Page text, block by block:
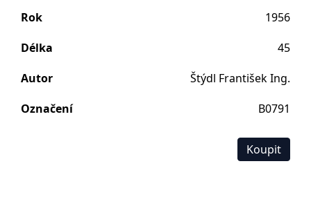
Rok
1956
Délka
45
Autor
Štýdl František Ing.
Označení
B0791
Koupit